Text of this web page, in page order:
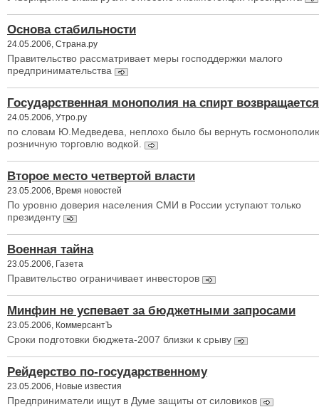
Основа стабильности
24.05.2006, Страна.ру
Правительство рассматривает меры господдержки малого
предпринимательства
Государственная монополия на спирт возвращается
24.05.2006, Утро.ру
по словам Ю.Медведева, неплохо было бы вернуть
розничную торговлю водкой.
Второе место четвертой власти
23.05.2006, Время новостей
По уровню доверия населения СМИ в России уступают только
президенту
Военная тайна
23.05.2006, Газета
Правительство ограничивает инвесторов
Минфин не успевает за бюджетными запросами
23.05.2006, КоммерсантЪ
Сроки подготовки бюджета-2007 близки к срыву
Рейдерство по-государственному
23.05.2006, Новые известия
Предприниматели ищут в Думе защиты от силовиков